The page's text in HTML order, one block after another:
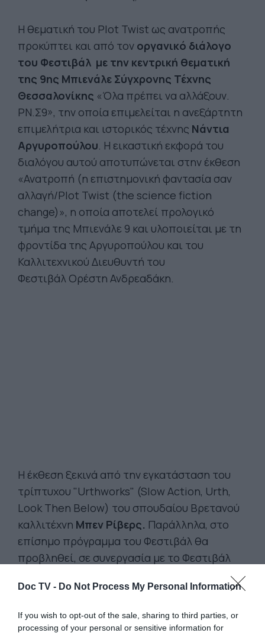
Doc TV - Do Not Process My Personal Information
If you wish to opt-out of the sale, sharing to third parties, or
processing of your personal or sensitive information for
Η θεματική του Plot Twist ως ανατροπής
προκύπτει και από τον οργανικό διάλογο
του Φεστιβάλ με την κεντρική θεματική
της 9ης Μπιενάλε Σύγχρονης Τέχνης
Θεσσαλονίκης «Όλα πρέπει να αλλάξουν.
ΡΝ.Σ9», την οποία επιμελείται η ανεξάρτητη
επιμελήτρια και ιστορικός τέχνης Νάντια
Αργυροπούλου. Η εικαστική εκφορά του
διαλόγου αυτού αποτυπώνεται στην έκθεση
«Ανατροπή (η επιστημονική φαντασία σαν
αλλαγή/Plot Twist (the science fiction
change)», η οποία αποτελεί προλογικό
τμήμα της Μπιενάλε 9 και υλοποιείται με τη
φροντίδα της Αργυροπούλου και του
Καλλιτεχνικού Διευθυντή του
Φεστιβάλ Ορέστη Ανδρεαδάκη.
H έκθεση ξεκινά από την εγκατάσταση του
τρίπτυχου "Urthworks" (Slow Action, Urth,
Look Then Below) του σπουδαίου Βρετανού
καλλιτέχνη Μπεν Ρίβερς. Παράλληλα, στο
επίσημο πρόγραμμα του Φεστιβάλ θα
προβληθεί, σε συνεργασία με το Φεστιβάλ
Αθήνας, η βραβευμένη στο Φεστιβάλ του
Nest», που βασίζεται στο μονόπρακτο